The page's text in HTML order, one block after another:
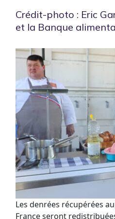
Crédit-photo : Eric
et la Banque
Les denrées récupérées
France seront